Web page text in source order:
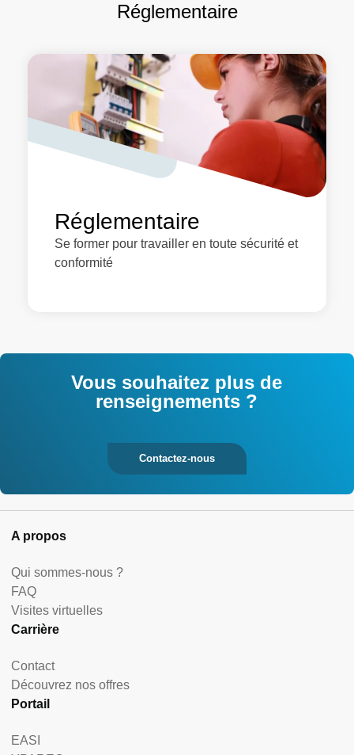
Réglementaire
Réglementaire
Se former pour travailler en toute sécurité et
conformité
Vous souhaitez plus de
renseignements ?
Contactez-nous
A propos
Qui sommes-nous ?
FAQ
Visites virtuelles
Carrière
Contact
Découvrez nos offres
Portail
EASI